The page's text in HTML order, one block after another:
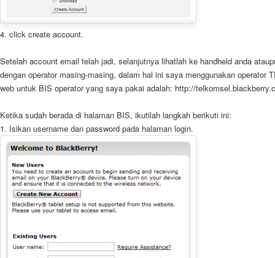
4. click create account.
Setelah account email telah jadi, selanjutnya lihatlah ke handheld anda
dengan operator masing-masing, dalam hal ini saya menggunakan operator
web untuk BIS operator yang saya pakai adalah: http://
Ketika sudah berada di halaman BIS, ikutilah langkah berikuti ini:
1. Isikan username dan password pada halaman login.